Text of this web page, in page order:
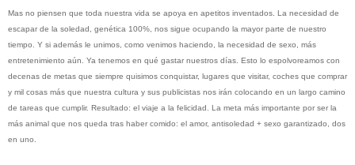
Mas no piensen que toda nuestra vida se apoya en apetitos inventados. La necesidad de
escapar de la soledad, genética 100%, nos sigue ocupando la mayor parte de nuestro
tiempo. Y si además le unimos, como venimos haciendo, la necesidad de sexo, más
entretenimiento aún. Ya tenemos en qué gastar nuestros días. Esto lo espolvoreamos con
decenas de metas que siempre quisimos conquistar, lugares que visitar, coches que comprar
y mil cosas más que nuestra cultura y sus publicistas nos irán colocando en un largo camino
de tareas que cumplir. Resultado: el viaje a la felicidad. La meta más importante por ser la
más animal que nos queda tras haber comido: el amor, antisoledad + sexo garantizado, dos
en uno.